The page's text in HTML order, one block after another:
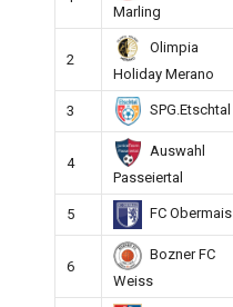
Marling
2
Olimpia
Holiday Merano
3 SPG.Etschtal
4
Auswahl
Passeiertal
5 FC Obermais
6
Bozner FC
Weiss